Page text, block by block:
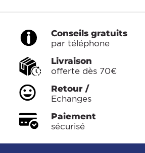
Conseils gratuits
par téléphone
Livraison
offerte dès 70€
Retour /
Echanges
Paiement
sécurisé